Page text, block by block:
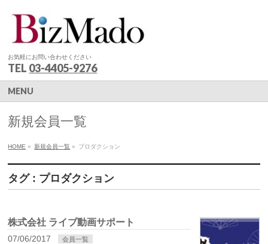
お気軽にお問い合わせください
TEL 03-4405-9276
MENU
新規会員一覧
HOME » 新規会員一覧 » プロダクション
タグ : プロダクション
株式会社 ライブ動画サポート
07/06/2017 会員一覧